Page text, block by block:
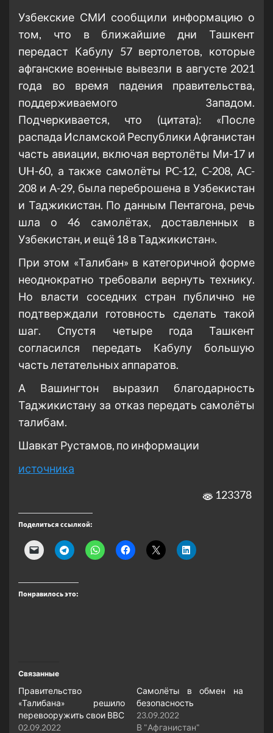
Узбекские СМИ сообщили информацию о
том, что в ближайшие дни Ташкент
передаст Кабулу 57 вертолетов, которые
афганские военные вывезли в августе 2021
года во время падения правительства,
поддерживаемого Западом.
Подчеркивается, что (цитата): «После
распада Исламской Республики Афганистан
часть авиации, включая вертолёты Ми-17 и
UH-60, а также самолёты PC-12, C-208, AC-
208 и A-29, была переброшена в Узбекистан
и Таджикистан. По данным Пентагона, речь
шла о 46 самолётах, доставленных в
Узбекистан, и ещё 18 в Таджикистан».
При этом «Талибан» в категоричной форме
неоднократно требовали вернуть технику.
Но власти соседних стран публично не
подтверждали готовность сделать такой
шаг. Спустя четыре года Ташкент
согласился передать Кабулу большую
часть летательных аппаратов.
А Вашингтон выразил благодарность
Таджикистану за отказ передать самолёты
талибам.
Шавкат Рустамов, по информации
источника
123378
Поделиться ссылкой:
Понравилось это:
Связанные
Правительство
«Талибана» решило
перевооружить свои ВВС
02.09.2022
Самолёты в обмен на
безопасность
23.09.2022
В "Афганистан"